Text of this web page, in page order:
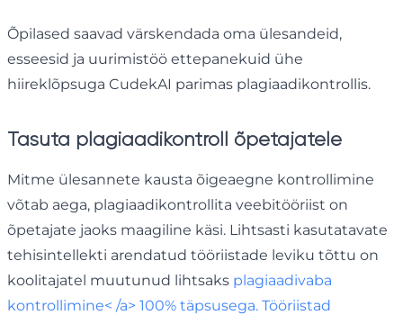
Õpilased saavad värskendada oma ülesandeid,
esseesid ja uurimistöö ettepanekuid ühe
hiireklõpsuga CudekAI parimas plagiaadikontrollis.
Tasuta plagiaadikontroll õpetajatele
Mitme ülesannete kausta õigeaegne kontrollimine
võtab aega, plagiaadikontrollita veebitööriist on
õpetajate jaoks maagiline käsi. Lihtsasti kasutatavate
tehisintellekti arendatud tööriistade leviku tõttu on
koolitajatel muutunud lihtsaks plagiaadivaba
kontrollimine< /a> 100% täpsusega. Tööriistad